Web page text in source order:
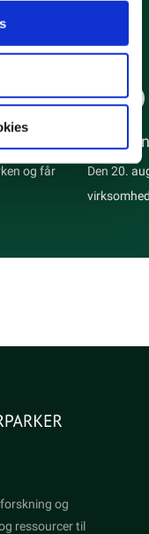
og får
Nyhed
Nyt
Den 20.
og
ressourcer til